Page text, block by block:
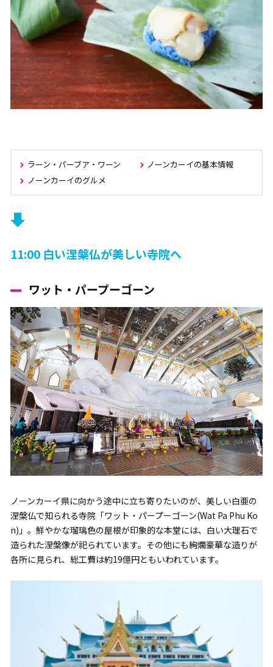
ラーン・パーブア・ワーン
ノーンカーイの基本情報
ノーンカーイのグルメ
11:00 白い涅槃仏が美しい寺院へ
ワット・パープーゴーン
ノーンカーイ県に向かう途中に立ち寄りたいのが、美しい白亜の
涅槃仏で知られる寺院「ワット・パープーゴーン(Wat Pa Phu Ko
n)」。鮮やかな瑠璃色の屋根が印象的な本堂には、白い大理石で
造られた涅槃像が祀られています。その他にも絢爛豪華な造りが
各所に見られ、総工費は約19億円ともいわれています。